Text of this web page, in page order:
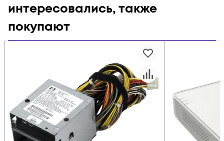
интересовались, также
покупают